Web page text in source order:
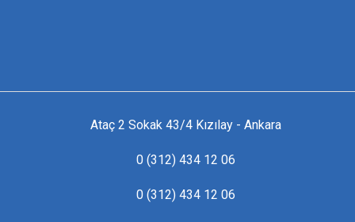
Ataç 2 Sokak 43/4 Kızılay - Ankara
0 (312) 434 12 06
0 (312) 434 12 06